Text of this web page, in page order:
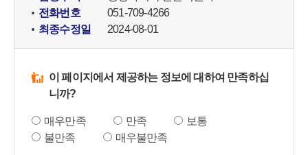
전화번호
051-709-4266
최종수정일
2024-08-01
이 페이지에서 제공하는 정보에 대하여 만족하십
니까?
매우만족 만족
보통
불만족
매우불만족